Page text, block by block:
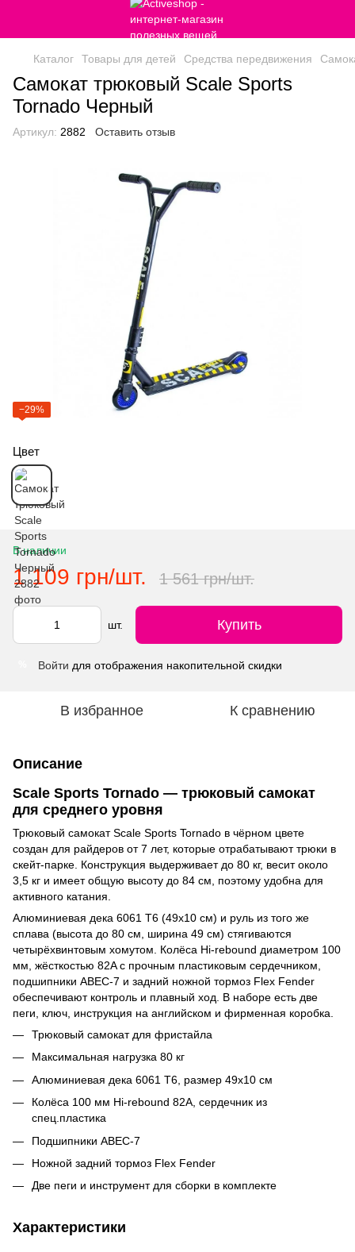
Каталог Товары для детей Средства передвижения
Самокат трюковый Scale Sports
Tornado Черный
Артикул: 2882 Оставить отзыв
−29%
Цвет
В наличии
1 109 грн/шт. 1 561 грн/шт.
шт. Купить
Войти для отображения накопительной скидки
В избранное К сравнению
Описание
Scale Sports Tornado — трюковый самокат
для среднего уровня
Трюковый самокат Scale Sports Tornado в чёрном цвете
создан для райдеров от 7 лет, которые отрабатывают трюки в
скейт-парке. Конструкция выдерживает до 80 кг, весит около
3,5 кг и имеет общую высоту до 84 см, поэтому удобна для
активного катания.
Алюминиевая дека 6061 T6 (49х10 см) и руль из того же
сплава (высота до 80 см, ширина 49 см) стягиваются
четырёхвинтовым хомутом. Колёса Hi-rebound диаметром 100
мм, жёсткостью 82A с прочным пластиковым сердечником,
подшипники ABEC-7 и задний ножной тормоз Flex Fender
обеспечивают контроль и плавный ход. В наборе есть две
пеги, ключ, инструкция на английском и фирменная коробка.
Трюковый самокат для фристайла
Максимальная нагрузка 80 кг
Алюминиевая дека 6061 T6, размер 49х10 см
Колёса 100 мм Hi-rebound 82A, сердечник из
спец.пластика
Подшипники ABEC-7
Ножной задний тормоз Flex Fender
Две пеги и инструмент для сборки в комплекте
Характеристики